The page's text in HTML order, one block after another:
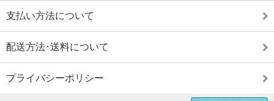
支払い方法について
配送方法･送料について
プライバシーポリシー